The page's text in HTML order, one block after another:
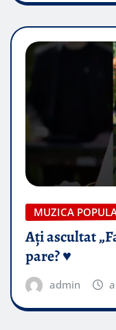
MUZICA
Ați ascultat
pare? ♥️
admin